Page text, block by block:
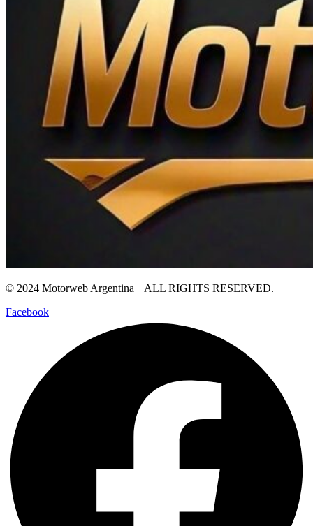
© 2024 Motorweb Argentina | ALL RIGHTS RESERVED.
Facebook